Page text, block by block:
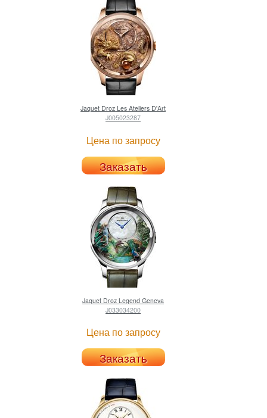
Jaquet Droz Les Ateliers D'Art
J005023287
Цена по запросу
Заказать
Jaquet Droz Legend Geneva
J033034200
Цена по запросу
Заказать